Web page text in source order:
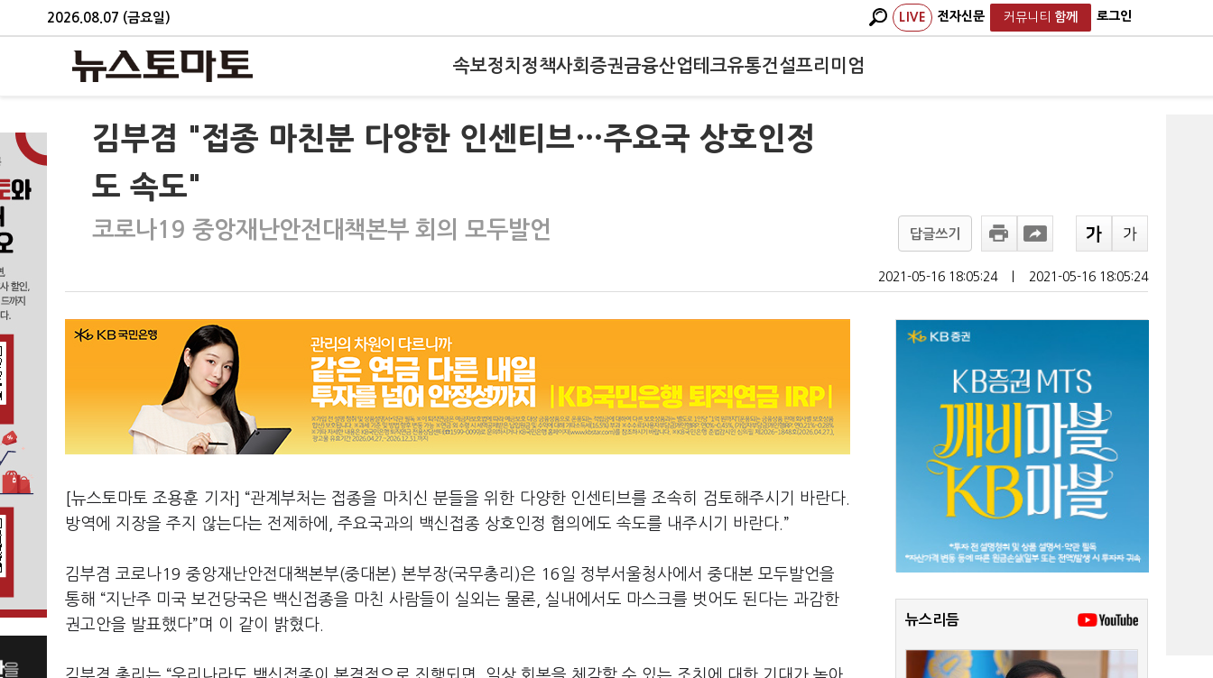
2026.08.07 (금요일) LIVE 전자신문 커뮤니티 함께 로그인
속보정치 정책사회 증권금융산업테크유통건설프리미엄
김부겸 "접종 마친분 다양한 인센티브…주요국 상호인정
도 속도"
코로나19 중앙재난안전대책본부 회의 모두발언 답글쓰기
2021-05-16 18:05:24 2021-05-16 18:05:24
[뉴스토마토 조용훈 기자] “관계부처는 접종을 마치신 분들을 위한 다양한 인센티브를 조속히 검토해주시기 바란다.
방역에 지장을 주지 않는다는 전제하에, 주요국과의 백신접종 상호인정 협의에도 속도를 내주시기 바란다.”
김부겸 코로나19 중앙재난안전대책본부(중대본) 본부장(국무총리)은 16일 정부서울청사에서 중대본 모두발언을
통해 “지난주 미국 보건당국은 백신접종을 마친 사람들이 실외는 물론, 실내에서도 마스크를 벗어도 된다는 과감한
권고안을 발표했다”며 이 같이 밝혔다.
뉴스리듬